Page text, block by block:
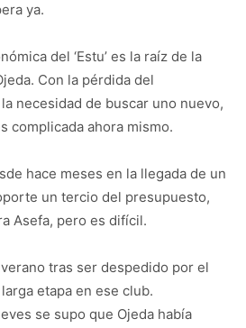
ya.
del ‘Estu’ es la raíz de la
Con la pérdida del
necesidad de buscar uno nuevo,
complicada ahora mismo.
hace meses en la llegada de un
un tercio del presupuesto,
Asefa, pero es difícil.
tras ser despedido por el
etapa en ese club.
se supo que Ojeda había